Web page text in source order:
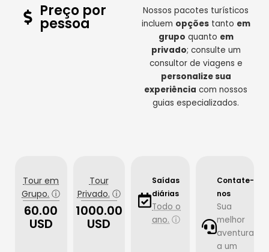
Preço por
pessoa
Nossos pacotes turísticos
incluem opçõestanto em
grupo quanto em
privado; consulte um
consultor de viagens e
personalize sua
experiência com nossos
guias especializados.
Tour em
Grupo. ⓘ
60.00
USD
Tour
Privado. ⓘ
1000.00
USD
Saídas
diárias
Todo o
ano. ⓘ
Contate-
nos
Sua
melhor
aventura
a um